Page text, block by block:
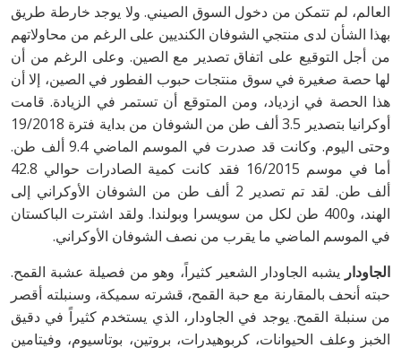
العالم، لم تتمكن من دخول السوق الصيني. ولا يوجد خارطة طريق
بهذا الشأن لدى منتجي الشوفان الكنديين على الرغم من محاولاتهم
من أجل التوقيع على اتفاق تصدير مع الصين. وعلى الرغم من أن
لها حصة صغيرة في سوق منتجات حبوب الفطور في الصين، إلا أن
هذا الحصة في ازدياد، ومن المتوقع أن تستمر في الزيادة. قامت
أوكرانيا بتصدير 3.5 ألف طن من الشوفان من بداية فترة 19/2018
وحتى اليوم. وكانت قد صدرت في الموسم الماضي 9.4 ألف طن.
أما في موسم 16/2015 فقد كانت كمية الصادرات حوالي 42.8
ألف طن. لقد تم تصدير 2 ألف طن من الشوفان الأوكراني إلى
الهند، و400 طن لكل من سويسرا وبولندا. ولقد اشترت الباكستان
في الموسم الماضي ما يقرب من نصف الشوفان الأوكراني.
الجاودار يشبه الجاودار الشعير كثيراً، وهو من فصيلة عشبة القمح.
حبته أنحف بالمقارنة مع حبة القمح، قشرته سميكة، وسنبلته أقصر
من سنبلة القمح. يوجد في الجاودار، الذي يستخدم كثيراً في دقيق
الخبز وعلف الحيوانات، كربوهيدرات، بروتين، بوتاسيوم، وفيتامين